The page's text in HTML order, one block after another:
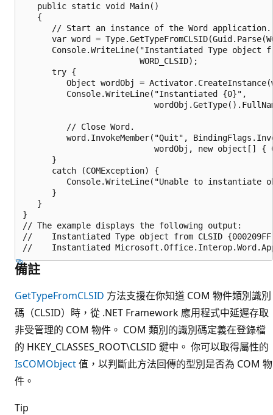
   public static void Main()
   {
      // Start an instance of the Word application.
var word =
Console.WriteLine("Instantiated Type object
                        WORD_CLSID);
      try {
Object wordObj =
         Console.WriteLine("Instantiated {0}",
         // Close Word.
word.InvokeMember("Quit",
wordObj, new object[] {
      }
      catch (COMException) {
Console.WriteLine("Unable to
      }
   }
}
// The example displays the following output:
//    Instantiated Type object from CLSID {000209FF-
備註
GetTypeFromCLSID 方法支援在你知道 COM 物件類別識別
碼（CLSID）時，從 .NET Framework 應用程式中延遲存取
非受管理的 COM 物件。 COM 類別的識別碼定義在登錄檔
的 HKEY_CLASSES_ROOT\CLSID 鍵中。 你可以取得屬性的
IsCOMObject值，以判斷此方法回傳的型別是否為 COM 物
件。
Tip